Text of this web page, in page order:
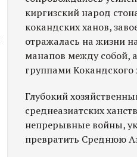
киргизский народ
кокандских ханов,
отражалась на жизни
манапов между собой,
группами Кокандского
Глубокий
среднеазиатских
непрерывные войны,
превратить Среднюю